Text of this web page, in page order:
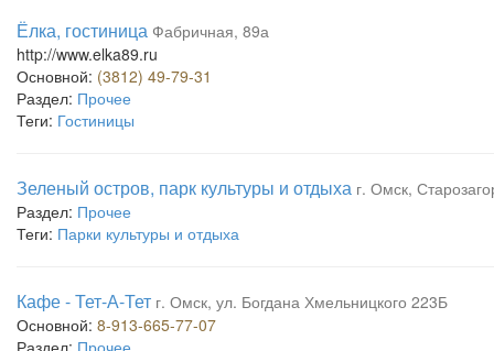
Ёлка, гостиница Фабричная, 89а
http://www.elka89.ru
Основной: (3812) 49-79-31
Раздел: Прочее
Теги: Гостиницы
Зеленый остров, парк культуры и отдыха г. Омск,
Раздел: Прочее
Теги: Парки культуры и отдыха
Кафе - Тет-А-Тет г. Омск, ул. Богдана Хмельницкого 223Б
Основной: 8-913-665-77-07
Раздел: Прочее